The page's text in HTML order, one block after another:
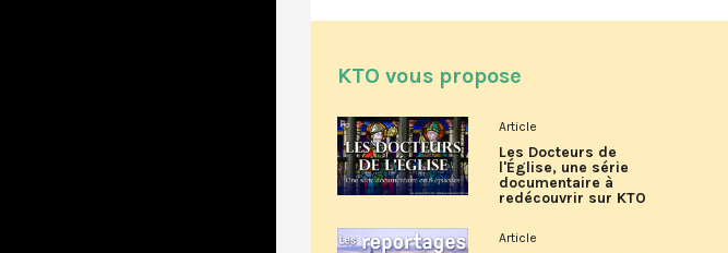
KTO vous propose
Article
Les Docteurs de
l'Église, une série
documentaire à
redécouvrir sur KTO
Article